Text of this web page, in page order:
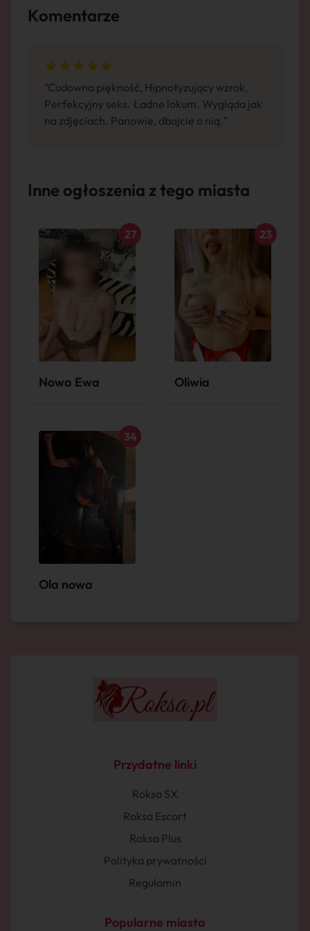
Komentarze
"Cudowna piękność, Hipnotyzujący wzrok.
Perfekcyjny seks. Ładne lokum. Wygląda jak
na zdjęciach. Panowie, dbajcie o nią."
Inne ogłoszenia z tego miasta
Nowa Ewa
27
Oliwia
23
Ola nowa
34
Przydatne linki
Roksa SX
Roksa Escort
Roksa Plus
Polityka prywatności
Regulamin
Popularne miasta